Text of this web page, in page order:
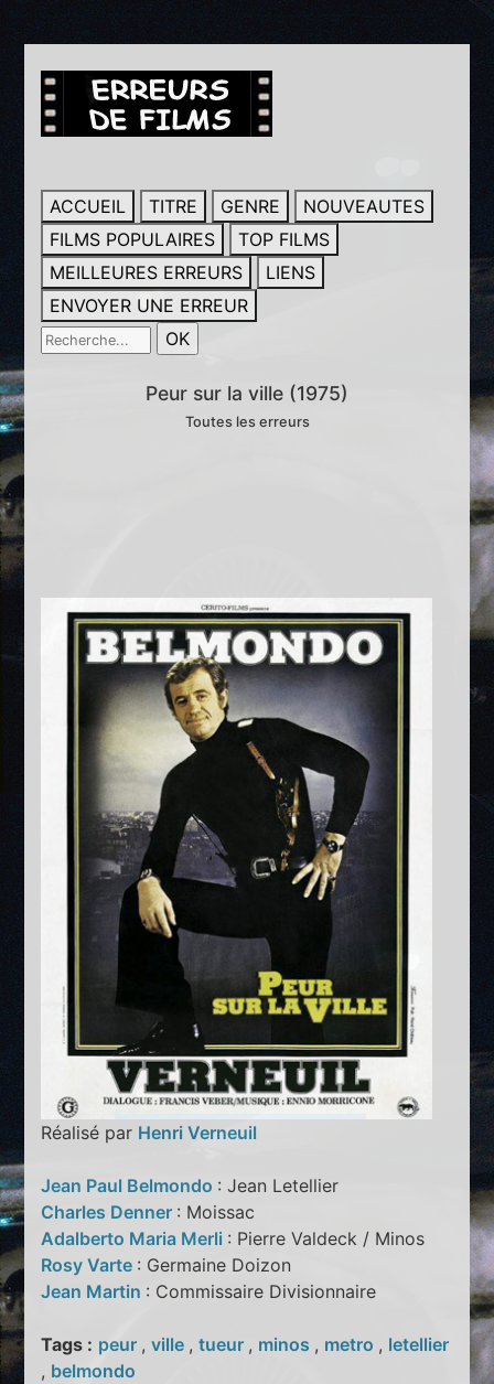
ACCUEIL TITRE GENRE
NOUVEAUTES
FILMS POPULAIRES
TOP FILMS
MEILLEURES ERREURS
LIENS
ENVOYER UNE ERREUR
Peur sur la ville (1975)
Toutes les erreurs
Réalisé par Henri Verneuil
Jean Paul Belmondo : Jean Letellier
Charles Denner : Moissac
Adalberto Maria Merli : Pierre Valdeck / Minos
Rosy Varte : Germaine Doizon
Jean Martin : Commissaire Divisionnaire
Tags : peur ,ville ,tueur , minos , metro , letellier
, belmondo